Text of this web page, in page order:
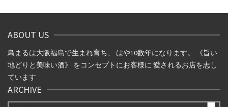
ABOUT US
鳥まるは大阪福島で生まれ育ち、 はや10数年になります。 《旨い
地どりと美味い酒》 をコンセプトにお客様に 愛されるお店を志し
ています
ARCHIVE